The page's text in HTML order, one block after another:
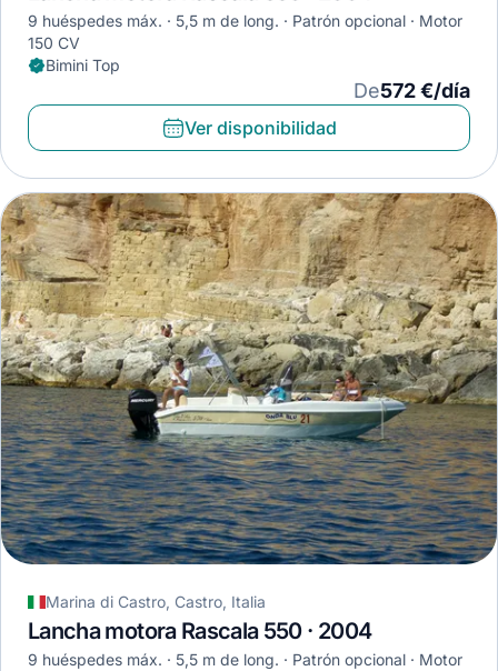
9 huéspedes máx. 5,5 m de long. Patrón opcional
Motor
150 CV
Bimini Top
De572 €/día
Ver disponibilidad
Marina di Castro, Castro, Italia
Lancha motora Rascala 550 · 2004
9 huéspedes máx. 5,5 m de long. Patrón opcional
Motor